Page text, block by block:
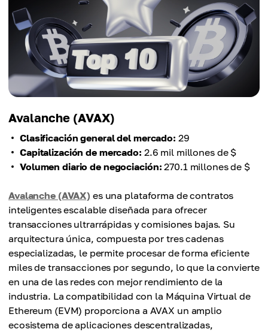
Avalanche (AVAX)
Clasificación general del mercado: 29
Capitalización de mercado: 2.6 mil millones de $
Volumen diario de negociación: 270.1 millones de $
Avalanche (AVAX) es una plataforma de contratos
inteligentes escalable diseñada para ofrecer
transacciones ultrarrápidas y comisiones bajas. Su
arquitectura única, compuesta por tres cadenas
especializadas, le permite procesar de forma eficiente
miles de transacciones por segundo, lo que la convierte
en una de las redes con mejor rendimiento de la
industria. La compatibilidad con la Máquina Virtual de
Ethereum (EVM) proporciona a AVAX un amplio
ecosistema de aplicaciones descentralizadas,